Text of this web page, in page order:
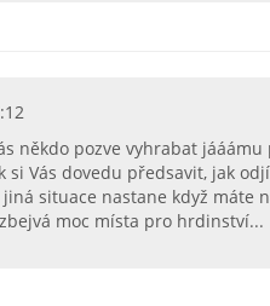
někdo pozve vyhrabat
si Vás dovedu předsavit, jak
situace nastane když máte
moc místa pro hrdinství...